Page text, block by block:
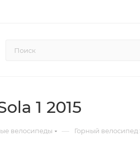
1 2015
велосипеды — Горный велосипед